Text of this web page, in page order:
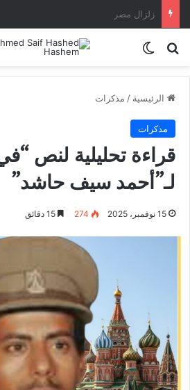
تغاريد حرة.. شعب يسحقه الفقر وامواله
بحث عنالوضع المظلم
الرئيسية / مذكرات
مذكرات
قراءة تحليلية لنص
لـ”أحمد سيف حاشد”
15 نوفمبر، 2025 274